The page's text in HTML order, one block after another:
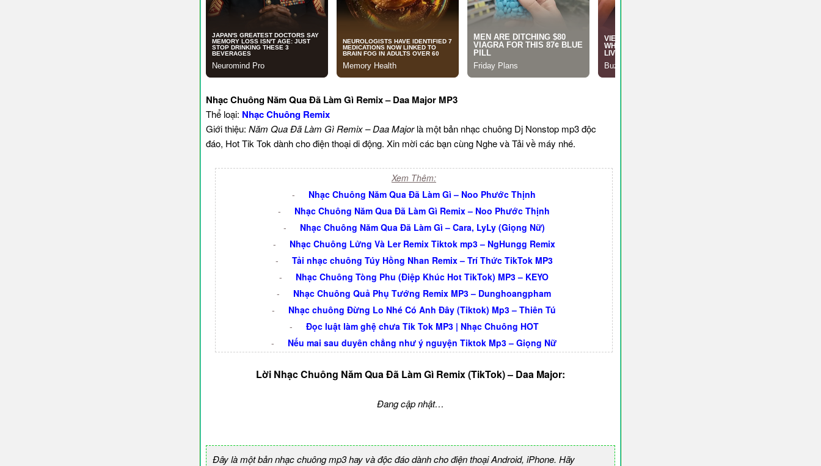
Nhạc Chuông Năm Qua Đã Làm Gì Remix – Daa Major MP3
Thể loại: Nhạc Chuông Remix
Giới thiệu: Năm Qua Đã Làm Gì Remix – Daa Majorlà một bản nhạc chuông Dj Nonstop mp3 độc
đáo, Hot Tik Tok dành cho điện thoại di động. Xin mời các bạn cùng Nghe và Tải về máy nhé.
Xem Thêm:
-
Nhạc Chuông Năm Qua Đã Làm Gì – Noo Phước Thịnh
-
Nhạc Chuông Năm Qua Đã Làm Gì Remix – Noo Phước Thịnh
-
Nhạc Chuông Năm Qua Đã Làm Gì – Cara, LyLy (Giọng Nữ)
-
Nhạc Chuông Lửng Và Ler Remix Tiktok mp3 – NgHungg Remix
-
Tải nhạc chuông Túy Hồng Nhan Remix – Trí Thức TikTok MP3
-
Nhạc Chuông Tòng Phu (Điệp Khúc Hot TikTok) MP3 – KEYO
-
Nhạc Chuông Quả Phụ Tướng Remix MP3 – Dunghoangpham
-
Nhạc chuông Đừng Lo Nhé Có Anh Đây (Tiktok) Mp3 – Thiên Tú
-
Đọc luật làm ghệ chưa Tik Tok MP3 | Nhạc Chuông HOT
-
Nếu mai sau duyên chẳng như ý nguyện Tiktok Mp3 – Giọng Nữ
Lời Nhạc Chuông Năm Qua Đã Làm Gì Remix (TikTok) – Daa Major:
Đang cập nhật…
Đây là một bản nhạc chuông mp3 hay và độc đáo dành cho điện thoại Android, iPhone. Hãy